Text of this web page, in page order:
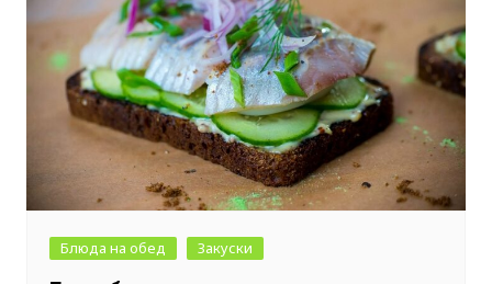
Блюда на обед Закуски